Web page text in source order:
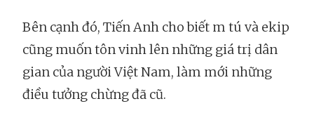
Bên cạnh đó, Tiến Anh cho biết m tú và ekip
cũng muốn tôn vinh lên những giá trị dân
gian của người Việt Nam, làm mới những
điều tưởng chừng đã cũ.